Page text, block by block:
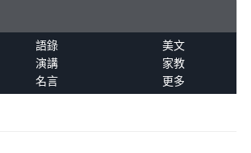
語錄
美文
演講
家教
名言 更多